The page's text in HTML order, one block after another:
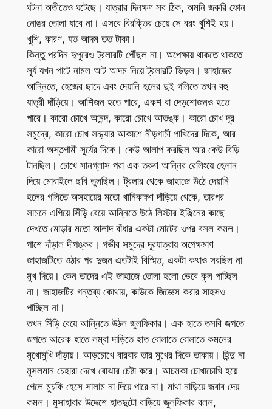
ঘটনা অতীতেও ঘটেছে। যাত্রার দিনক্ষণ সব ঠিক, অমনি জরুরি ফোন
নোঙর তোলা যাবে না। এসবে বিরক্তির চেয়ে সে বরং খুশিই হয়।
খুশি, কারণ, যত আদম তত টাকা।
কিন্তু পরদিন দুপুরেও ট্রলারটি পৌঁছল না। অপেক্ষায় থাকতে থাকতে
সূর্য যখন পাটে নামল আট আদম নিয়ে ট্রলারটি ভিড়ল। জাহাজের
আন্নিতে, হেজের ছাদে এবং দেয়ানি হলের দুই গলিতে তখন বহু
যাত্রী দাঁড়িয়ে। আশিজন হতে পারে, একশ বা দেড়শোজনও হতে
পারে। কারো চোখে আনন্দ, কারো চোখে আতঙ্ক। কারো চোখ দূর
সমুদ্রে, কারো চোখ সন্ধ্যার আকাশে নীড়গামী পাখিদের দিকে, আর
কারো অস্তগামী সূর্যের দিকে। কেউ আলাপ করছিল আর কেউ বিড়ি
টানছিল। চোখে সানগ্লাস পরা এক তরুণ আন্নির রেলিংয়ে হেলান
দিয়ে মোবাইলে ছবি তুলছিল। ট্রলার থেকে জাহাজে উঠে দেয়ানি
হলের গলিতে অসহায়ের মতো খানিকক্ষণ দাঁড়িয়ে থেকে, তারপর
সামনে এগিয়ে সিঁড়ি বেয়ে আন্নিতে উঠে লিস্টার ইঞ্জিনের কাছে
দেখতে মোড়ার মতো আলাদ বাঁধার একটা মোটের ওপর বসল কমল।
পাশে দাঁড়াল দীপঙ্কর। গভীর সমুদ্রে দূরযাত্রায় অপেক্ষমাণ
জাহাজটিতে ওঠার পর দুজন এতটাই বিস্মিত, একটা কথাও সরছিল না
মুখ দিয়ে। কেন তাদের এই জাহাজে তোলা হলো ভেবে কূল পাচ্ছিল
না। জাহাজটির গন্তব্য কোথায়, কাউকে জিজ্ঞেস করার সাহসও
পাচ্ছিল না।
তখন সিঁড়ি বেয়ে আন্নিতে উঠল জুলফিকার। এক হাতে তসবি জপতে
জপতে আরেক হাতে লম্বা দাড়িতে হাত বোলাতে বোলাতে কমলের
মুখোমুখি দাঁড়ায়। আড়চোখে বারবার তার মুখের দিকে তাকায়। হিন্দু না
মুসলমান চেহারা দেখে বোঝার চেষ্টা করে। আচমকা চোখাচোখি হয়ে
গেলে মুচকি হেসে সালাম না দিয়ে পারে না। মাথা নাড়িয়ে জবাব দেয়
কমল। মুসাহাবার উদ্দেশে হাতদুটো বাড়িয়ে জুলফিকার বলল,